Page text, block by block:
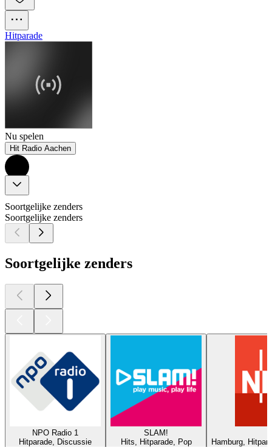
Hitparade
Nu spelen
Hit Radio Aachen
Soortgelijke zenders
Soortgelijke zenders
Soortgelijke zenders
NPO Radio 1
Hitparade, Discussie
SLAM!
Hits, Hitparade, Pop
Hamburg,